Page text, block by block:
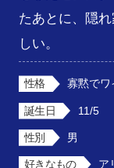
たあとに、隠
しい。
性格 寡黙でワ
誕生日 11/5
性別 男
好きなもの ア